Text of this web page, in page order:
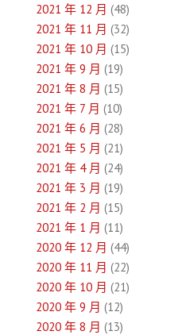
2021 年 12 月 (48)
2021 年 11 月 (32)
2021 年 10 月 (15)
2021 年 9 月 (19)
2021 年 8 月 (15)
2021 年 7 月 (10)
2021 年 6 月 (28)
2021 年 5 月 (21)
2021 年 4 月 (24)
2021 年 3 月 (19)
2021 年 2 月 (15)
2021 年 1 月 (11)
2020 年 12 月 (44)
2020 年 11 月 (22)
2020 年 10 月 (21)
2020 年 9 月 (12)
2020 年 8 月 (13)